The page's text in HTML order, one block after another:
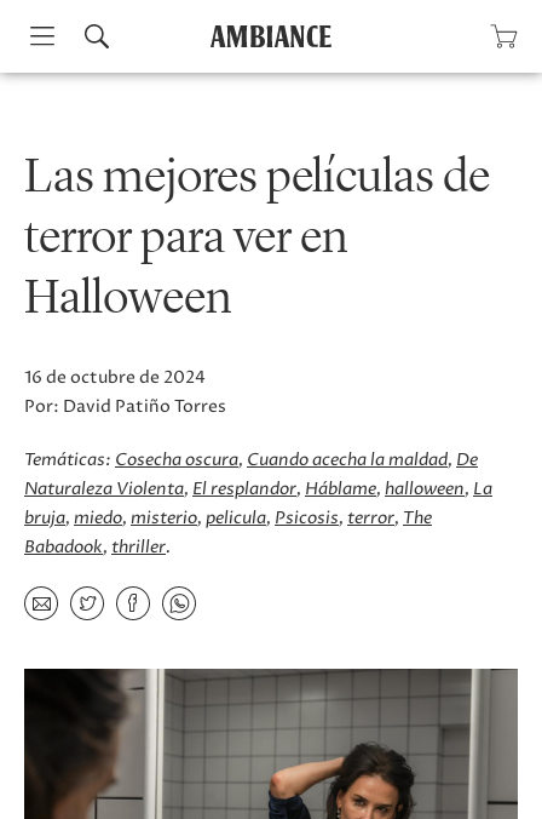
Skip
Las mejores películas de
terror para ver en
Halloween
16 de octubre de 2024
Por: David Patiño Torres
Temáticas: Cosecha oscura Cuando acecha la maldad De
Naturaleza Violenta El resplandor Háblame halloween La
bruja miedo misterio pelicula Psicosis terror The
Babadook thriller